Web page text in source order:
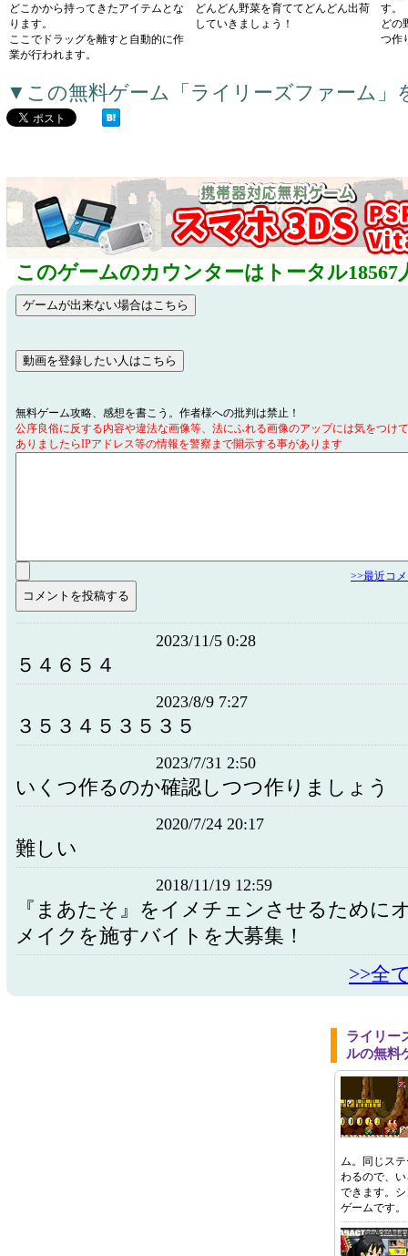
どこかから持ってきたアイテムとな
ります。
ここでドラッグを離すと自動的に作
業が行われます。
どんどん野菜を育ててどんどん出荷
していきましょう！
す。
どの
つ作
▼この無料ゲーム「ライリーズファーム」
このゲームのカウンターはトータル18567
無料ゲーム攻略、感想を書こう。作者様への批判は禁止！
公序良俗に反する内容や違法な画像等、法にふれる画像のアップには気をつけ
ありましたらIPアドレス等の情報を警察まで開示する事があります
>>最近コ
2023/11/5 0:28
５４６５４
2023/8/9 7:27
３５３４５３５３５
2023/7/31 2:50
いくつ作るのか確認しつつ作りましょう
2020/7/24 20:17
難しい
2018/11/19 12:59
『まあたそ』をイメチェンさせるために
メイクを施すバイトを大募集！
>>全
ライリー
ルの無料
ム。同じス
わるので、
できます。
ゲームです。